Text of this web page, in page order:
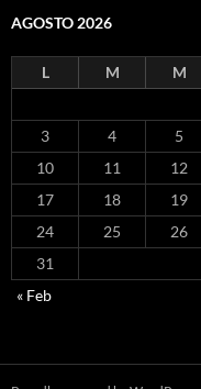
AGOSTO 2026
L M M
3
4 5
10
11 12
17
18 19
24
25 26
31
« Feb